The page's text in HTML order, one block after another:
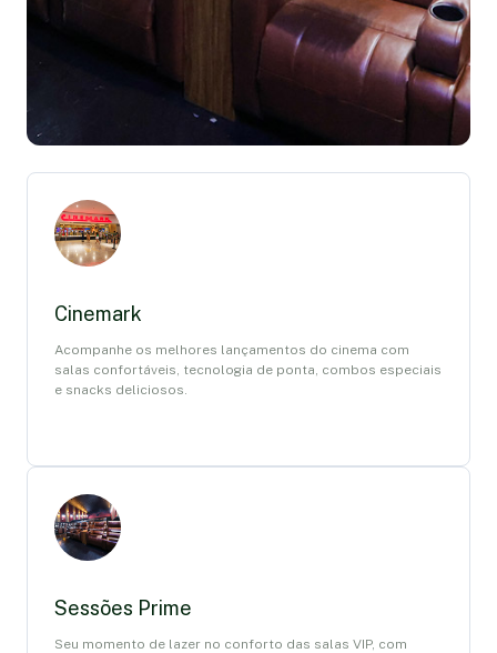
Cinemark
Acompanhe os melhores lançamentos do cinema com
salas confortáveis, tecnologia de ponta, combos especiais
e snacks deliciosos.
Sessões Prime
Seu momento de lazer no conforto das salas VIP, com